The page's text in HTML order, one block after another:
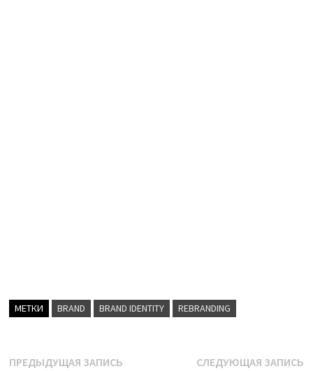
МЕТКИ BRAND BRAND IDENTITY REBRANDING
Навигация
ПРЕДЫДУЩАЯ ЗАПИСЬ СЛЕДУЮЩАЯ ЗАПИСЬ